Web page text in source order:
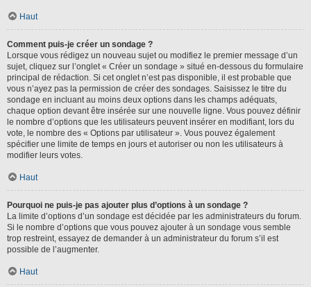
Haut
Comment puis-je créer un sondage ?
Lorsque vous rédigez un nouveau sujet ou modifiez le premier message d’un
sujet, cliquez sur l’onglet « Créer un sondage » situé en-dessous du formulaire
principal de rédaction. Si cet onglet n’est pas disponible, il est probable que
vous n’ayez pas la permission de créer des sondages. Saisissez le titre du
sondage en incluant au moins deux options dans les champs adéquats,
chaque option devant être insérée sur une nouvelle ligne. Vous pouvez définir
le nombre d’options que les utilisateurs peuvent insérer en modifiant, lors du
vote, le nombre des « Options par utilisateur ». Vous pouvez également
spécifier une limite de temps en jours et autoriser ou non les utilisateurs à
modifier leurs votes.
Haut
Pourquoi ne puis-je pas ajouter plus d’options à un sondage ?
La limite d’options d’un sondage est décidée par les administrateurs du forum.
Si le nombre d’options que vous pouvez ajouter à un sondage vous semble
trop restreint, essayez de demander à un administrateur du forum s’il est
possible de l’augmenter.
Haut